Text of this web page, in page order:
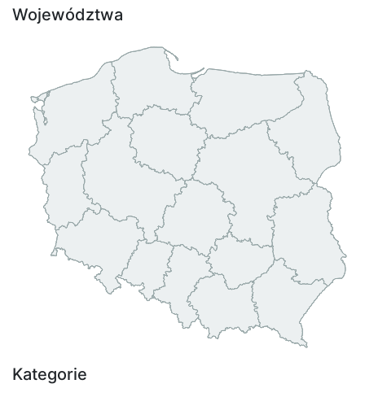
Województwa
Kategorie